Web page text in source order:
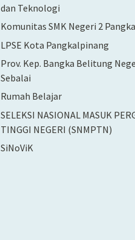
dan Teknologi
Komunitas SMK Negeri 2
LPSE Kota Pangkalpinang
Prov. Kep. Bangka Belitung
Sebalai
Rumah Belajar
SELEKSI NASIONAL MASUK
TINGGI NEGERI (SNMPTN)
SiNoViK